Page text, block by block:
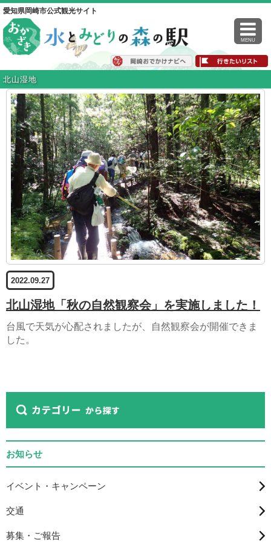
愛知県岡崎市公式観光サイト
MENU
北山湿地
2022.09.27
北山湿地「秋の自然観察会」を実施しました！
台風で天気が心配されましたが、自然観察会が開催できま
した。
お知らせ
イベント・キャンペーン
交通
募集・ご報告